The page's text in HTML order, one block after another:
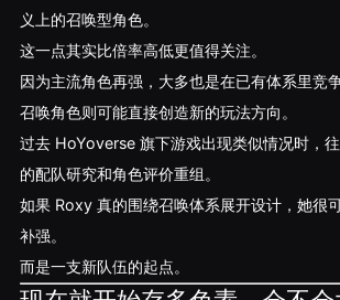
义上的召唤型角色。
这一点其实比倍率高低更值得关注。
因为主流角色再强，大多也是在已有体系里竞争
召唤角色则可能直接创造新的玩法方向。
过去 HoYoverse 旗下游戏出现类似情况时，
的配队研究和角色评价重组。
如果 Roxy 真的围绕召唤体系展开设计，她很
补强。
而是一支新队伍的起点。